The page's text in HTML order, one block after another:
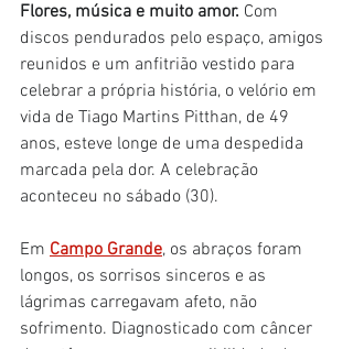
Flores, música e muito amor. Com
discos pendurados pelo espaço, amigos
reunidos e um anfitrião vestido para
celebrar a própria história, o velório em
vida de Tiago Martins Pitthan, de 49
anos, esteve longe de uma despedida
marcada pela dor. A celebração
aconteceu no sábado (30).
Em Campo Grande, os abraços foram
longos, os sorrisos sinceros e as
lágrimas carregavam afeto, não
sofrimento. Diagnosticado com câncer